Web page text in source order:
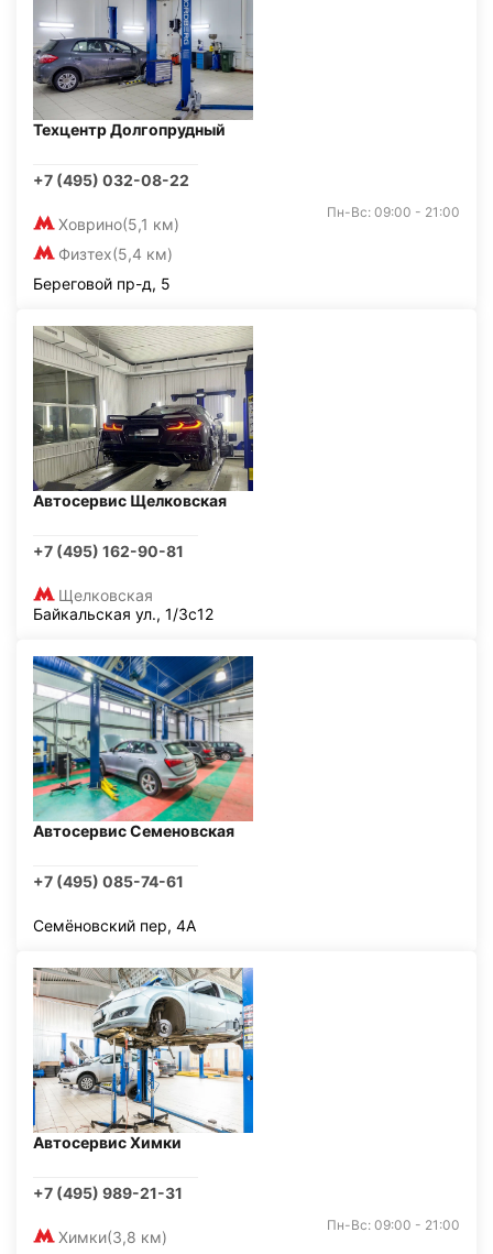
Техцентр Долгопрудный
+7 (495) 032-08-22
Ховрино(5,1 км)
Физтех(5,4 км)
Пн-Вс: 09:00 - 21:00
Береговой пр-д, 5
Автосервис Щелковская
+7 (495) 162-90-81
Щелковская
Байкальская ул., 1/3с12
Автосервис Семеновская
+7 (495) 085-74-61
Семёновский пер, 4А
Автосервис Химки
+7 (495) 989-21-31
Химки(3,8 км)
Пн-Вс: 09:00 - 21:00